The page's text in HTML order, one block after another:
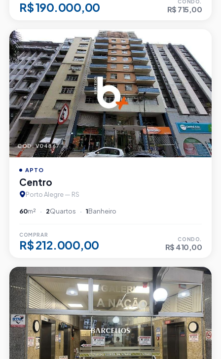
R$ 190.000,00 CONDO.
R$ 715,00
CÓD. V04867
APTO
Centro
Porto Alegre — RS
60m² 2Quartos 1Banheiro
COMPRAR
R$ 212.000,00 CONDO.
R$ 410,00